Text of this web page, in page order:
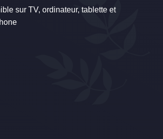
sur TV, ordinateur, tablette et